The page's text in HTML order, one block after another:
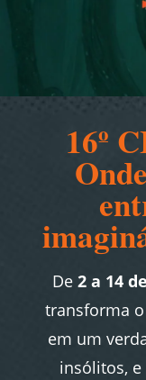
16º
De2 a 14
transforma o
em um
insólitos,